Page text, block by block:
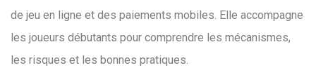
de jeu en ligne et des paiements mobiles. Elle accompagne
les joueurs débutants pour comprendre les mécanismes,
les risques et les bonnes pratiques.